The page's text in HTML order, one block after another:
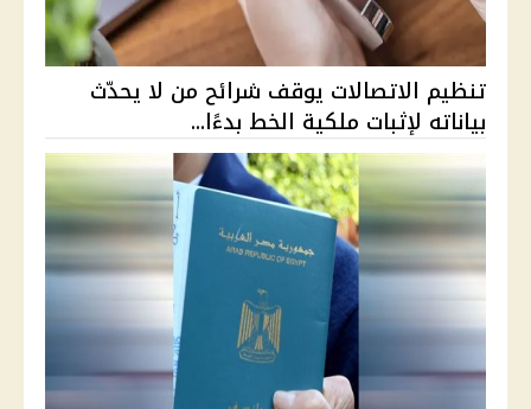
تنظيم الاتصالات يوقف شرائح من لا يحدّث
بياناته لإثبات ملكية الخط بدءًا...